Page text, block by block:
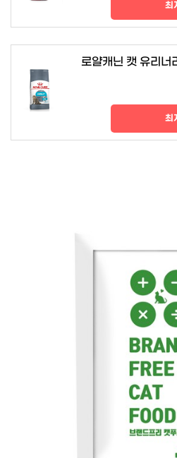
최
로얄캐닌 캣 유리
최